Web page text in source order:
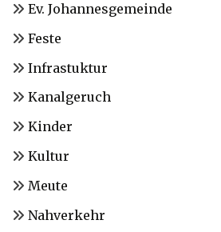
Ev. Johannesgemeinde
Feste
Infrastuktur
Kanalgeruch
Kinder
Kultur
Meute
Nahverkehr